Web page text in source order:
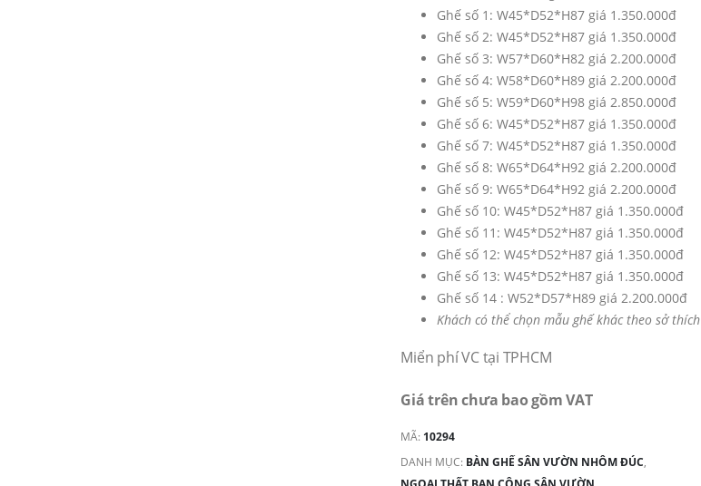
Ghế số 1: W45*D52*H87 giá 1.350.000đ
Ghế số 2: W45*D52*H87 giá 1.350.000đ
Ghế số 3: W57*D60*H82 giá 2.200.000đ
Ghế số 4: W58*D60*H89 giá 2.200.000đ
Ghế số 5: W59*D60*H98 giá 2.850.000đ
Ghế số 6: W45*D52*H87 giá 1.350.000đ
Ghế số 7: W45*D52*H87 giá 1.350.000đ
Ghế số 8: W65*D64*H92 giá 2.200.000đ
Ghế số 9: W65*D64*H92 giá 2.200.000đ
Ghế số 10: W45*D52*H87 giá 1.350.000đ
Ghế số 11: W45*D52*H87 giá 1.350.000đ
Ghế số 12: W45*D52*H87 giá 1.350.000đ
Ghế số 13: W45*D52*H87 giá 1.350.000đ
Ghế số 14 : W52*D57*H89 giá 2.200.000đ
Khách có thể chọn mẫu ghế khác theo sở thích
Miển phí VC tại TPHCM
Giá trên chưa bao gồm VAT
MÃ: 10294
DANH MỤC: BÀN GHẾ SÂN VƯỜN NHÔM ĐÚC,